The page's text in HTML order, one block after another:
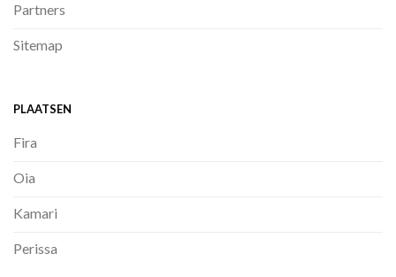
Partners
Sitemap
PLAATSEN
Fira
Oia
Kamari
Perissa